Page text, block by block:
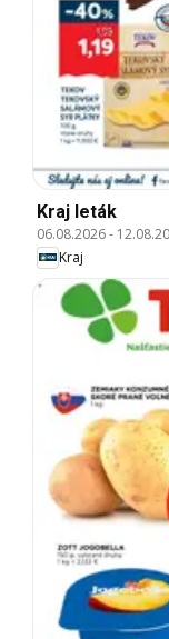
Kraj leták
06.08.2026-
Kraj